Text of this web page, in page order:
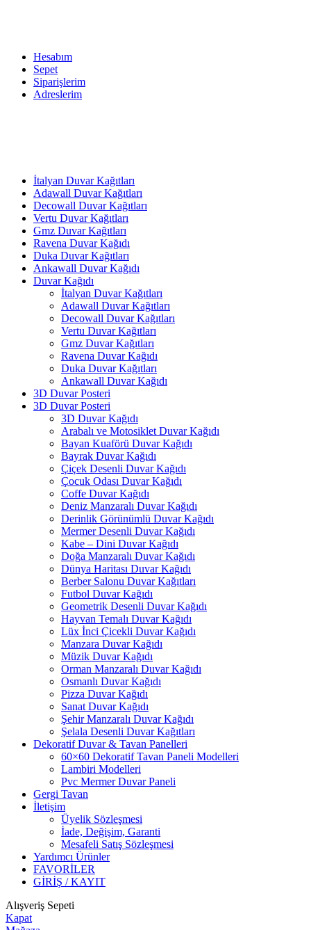
Hesabım
Sepet
Siparişlerim
Adreslerim
İtalyan Duvar Kağıtları
Adawall Duvar Kağıtları
Decowall Duvar Kağıtları
Vertu Duvar Kağıtları
Gmz Duvar Kağıtları
Ravena Duvar Kağıdı
Duka Duvar Kağıtları
Ankawall Duvar Kağıdı
Duvar Kağıdı
İtalyan Duvar Kağıtları
Adawall Duvar Kağıtları
Decowall Duvar Kağıtları
Vertu Duvar Kağıtları
Gmz Duvar Kağıtları
Ravena Duvar Kağıdı
Duka Duvar Kağıtları
Ankawall Duvar Kağıdı
3D Duvar Posteri
3D Duvar Posteri
3D Duvar Kağıdı
Arabalı ve Motosiklet Duvar Kağıdı
Bayan Kuaförü Duvar Kağıdı
Bayrak Duvar Kağıdı
Çiçek Desenli Duvar Kağıdı
Çocuk Odası Duvar Kağıdı
Coffe Duvar Kağıdı
Deniz Manzaralı Duvar Kağıdı
Derinlik Görünümlü Duvar Kağıdı
Mermer Desenli Duvar Kağıdı
Kabe – Dini Duvar Kağıdı
Doğa Manzaralı Duvar Kağıdı
Dünya Haritası Duvar Kağıdı
Berber Salonu Duvar Kağıtları
Futbol Duvar Kağıdı
Geometrik Desenli Duvar Kağıdı
Hayvan Temalı Duvar Kağıdı
Lüx İnci Çicekli Duvar Kağıdı
Manzara Duvar Kağıdı
Müzik Duvar Kağıdı
Orman Manzaralı Duvar Kağıdı
Osmanlı Duvar Kağıdı
Pizza Duvar Kağıdı
Sanat Duvar Kağıdı
Şehir Manzaralı Duvar Kağıdı
Şelala Desenli Duvar Kağıtları
Dekoratif Duvar & Tavan Panelleri
60×60 Dekoratif Tavan Paneli Modelleri
Lambiri Modelleri
Pvc Mermer Duvar Paneli
Gergi Tavan
İletişim
Üyelik Sözleşmesi
İade, Değişim, Garanti
Mesafeli Satış Sözleşmesi
Yardımcı Ürünler
FAVORİLER
GİRİŞ / KAYIT
Alışveriş Sepeti
Kapat